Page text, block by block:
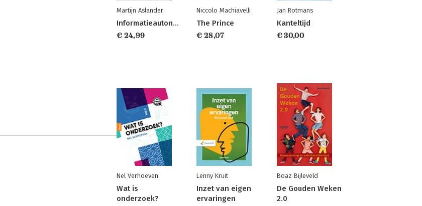
Martijn Aslander
Informatieautonomie
€ 24,99
Niccolo Machiavelli
The Prince
€ 28,07
Jan Rotmans
Kanteltijd
€ 30,00
Nel Verhoeven
Wat is
onderzoek?
Lenny Kruit
Inzet van eigen
ervaringen
Boaz Bijleveld
De Gouden Weken
2.0